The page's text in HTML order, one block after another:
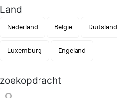
Land
Nederland Belgie Duitsland
Luxemburg Engeland
zoekopdracht